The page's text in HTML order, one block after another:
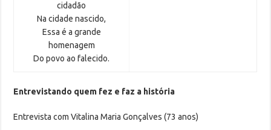
cidadão
Na cidade nascido,
Essa é a grande
homenagem
Do povo ao falecido.
Entrevistando quem fez e faz a história
Entrevista com Vitalina Maria Gonçalves (73 anos)